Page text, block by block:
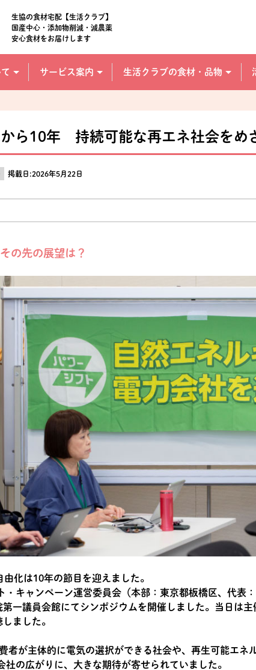
生協の食材宅配【生活クラブ】
国産中心・添加物削減・減農薬
安心食材をお届けします
サービス案内 生活クラブの食材・品物
ら10年 持続可能な再エネ社会をめ
掲載日:2026年5月22日
の先の展望は？
化は10年の節目を迎えました。
・キャンペーン運営委員会（本部：東京都板橋区、代表
一議員会館にてシンポジウムを開催しました。当日は
ました。
者が主体的に電気の選択ができる社会や、再生可能エネ
の広がりに、大きな期待が寄せられていました。